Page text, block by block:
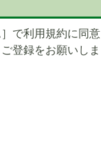
で利用規約に同意
登録をお願いしま